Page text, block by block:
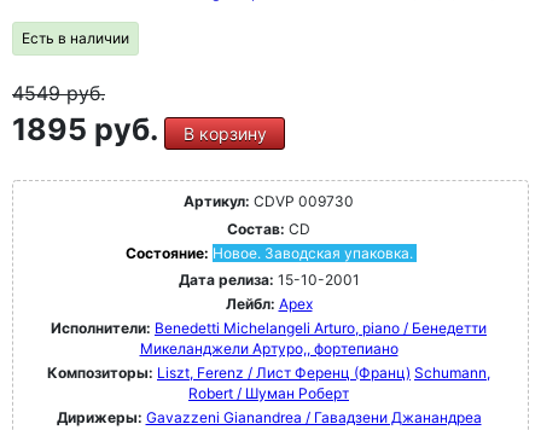
Есть в наличии
4549руб.
1895 руб. В корзину
Артикул: CDVP 009730
Состав: CD
Состояние: Новое. Заводская упаковка.
Дата релиза: 15-10-2001
Лейбл: Apex
Исполнители: Benedetti Michelangeli Arturo, piano / Бенедетти
Микеланджели Артуро,, фортепиано
Композиторы: Liszt, Ferenz / Лист Ференц (Франц) Schumann,
Robert / Шуман Роберт
Дирижеры: Gavazzeni Gianandrea / Гавадзени Джанандреа